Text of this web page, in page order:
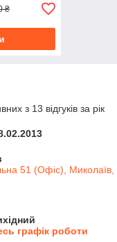
₴
з 13 відгуків за рік
51 (Офіс), Миколаїв,
графік роботи